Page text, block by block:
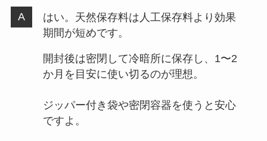
はい。天然保存料は人工保存料より効果
期間が短めです。
開封後は密閉して冷暗所に保存し、1〜2
か月を目安に使い切るのが理想。
ジッパー付き袋や密閉容器を使うと安心
ですよ。